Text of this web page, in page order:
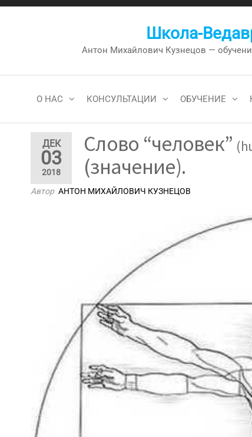
Перейти
Школа-
Антон Михайлович Кузнецов —
О НАС КОНСУЛЬТАЦИИ ОБУЧЕНИЕ
ДЕК
03
2018
Слово “человек”
(значение).
Автор АНТОН МИХАЙЛОВИЧ КУЗНЕЦОВ